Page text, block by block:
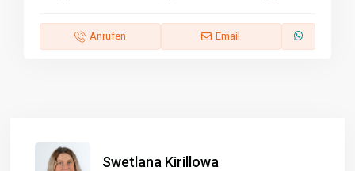
Anrufen Email
Swetlana Kirillowa